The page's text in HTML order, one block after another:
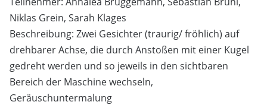
Niklas Grein, Sarah Klages
Beschreibung: Zwei Gesichter (traurig/ fröhlich) auf
drehbarer Achse, die durch Anstoßen mit einer Kugel
gedreht werden und so jeweils in den sichtbaren
Bereich der Maschine wechseln,
Geräuschuntermalung